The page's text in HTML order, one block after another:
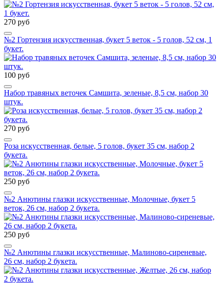
270 руб
№2 Гортензия искусственная, букет 5 веток - 5 голов, 52 см, 1
букет.
100 руб
Набор травяных веточек Самшита, зеленые, 8,5 см, набор 30
штук.
270 руб
Роза искусственная, белые, 5 голов, букет 35 см, набор 2
букета.
250 руб
№2 Анютины глазки искусственные, Молочные, букет 5
веток, 26 см, набор 2 букета.
250 руб
№2 Анютины глазки искусственные, Малиново-сиреневые,
26 см, набор 2 букета.